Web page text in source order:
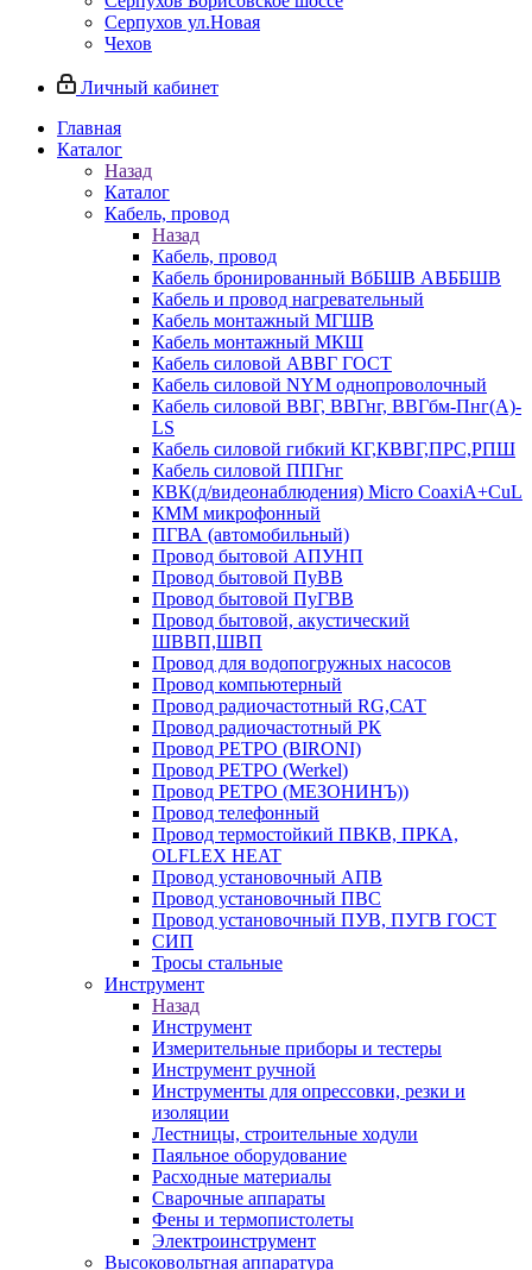
Серпухов ул.Новая
Чехов
Личный кабинет
Главная
Каталог
Назад
Каталог
Кабель, провод
Назад
Кабель, провод
Кабель бронированный ВбБШВ АВББШВ
Кабель и провод нагревательный
Кабель монтажный МГШВ
Кабель монтажный МКШ
Кабель силовой АВВГ ГОСТ
Кабель силовой NYM однопроволочный
Кабель силовой ВВГ, ВВГнг, ВВГбм-Пнг(А)-
LS
Кабель силовой гибкий КГ,КВВГ,ПРС,РПШ
Кабель силовой ППГнг
КВК(д/видеонаблюдения) Micro CoaxiA+CuL
КММ микрофонный
ПГВА (автомобильный)
Провод бытовой АПУНП
Провод бытовой ПуВВ
Провод бытовой ПуГВВ
Провод бытовой, акустический
ШВВП,ШВП
Провод для водопогружных насосов
Провод компьютерный
Провод радиочастотный RG,САТ
Провод радиочастотный РК
Провод РЕТРО (BIRONI)
Провод РЕТРО (Werkel)
Провод РЕТРО (МЕЗОНИНЪ))
Провод телефонный
Провод термостойкий ПВКВ, ПРКА,
OLFLEX HEAT
Провод установочный АПВ
Провод установочный ПВС
Провод установочный ПУВ, ПУГВ ГОСТ
СИП
Тросы стальные
Инструмент
Назад
Инструмент
Измерительные приборы и тестеры
Инструмент ручной
Инструменты для опрессовки, резки и
изоляции
Лестницы, строительные ходули
Паяльное оборудование
Расходные материалы
Сварочные аппараты
Фены и термопистолеты
Электроинструмент
Высоковольтная аппаратура